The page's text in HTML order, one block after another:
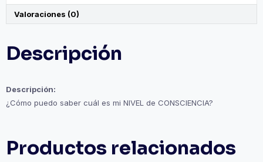
Valoraciones (0)
Descripción
Descripción:
¿Cómo puedo saber cuál es mi NIVEL de CONSCIENCIA?
Productos relacionados